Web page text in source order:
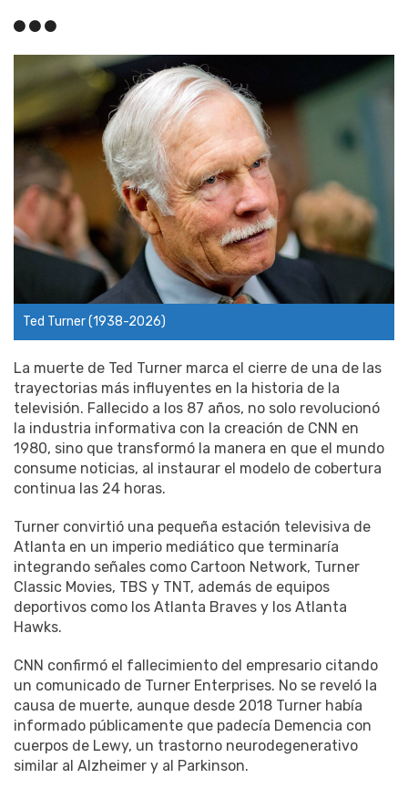
Ted Turner (1938-2026)
La muerte de Ted Turner marca el cierre de una de las
trayectorias más influyentes en la historia de la
televisión. Fallecido a los 87 años, no solo revolucionó
la industria informativa con la creación de CNN en
1980, sino que transformó la manera en que el mundo
consume noticias, al instaurar el modelo de cobertura
continua las 24 horas.
Turner convirtió una pequeña estación televisiva de
Atlanta en un imperio mediático que terminaría
integrando señales como Cartoon Network, Turner
Classic Movies, TBS y TNT, además de equipos
deportivos como los Atlanta Braves y los Atlanta
Hawks.
CNN confirmó el fallecimiento del empresario citando
un comunicado de Turner Enterprises. No se reveló la
causa de muerte, aunque desde 2018 Turner había
informado públicamente que padecía Demencia con
cuerpos de Lewy, un trastorno neurodegenerativo
similar al Alzheimer y al Parkinson.